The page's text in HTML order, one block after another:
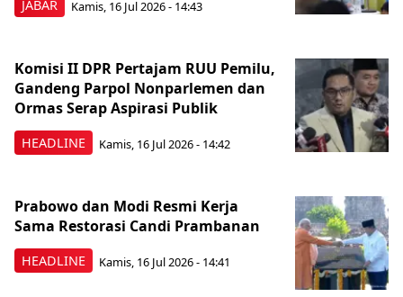
JABAR Kamis, 16 Jul 2026 - 14:43
HEADLINE
Komisi II DPR Pertajam RUU Pemilu,
Gandeng Parpol Nonparlemen dan
Ormas Serap Aspirasi Publik
Kamis, 16 Jul 2026 - 14:42
HEADLINE
Prabowo dan Modi Resmi Kerja
Sama Restorasi Candi Prambanan
Kamis, 16 Jul 2026 - 14:41